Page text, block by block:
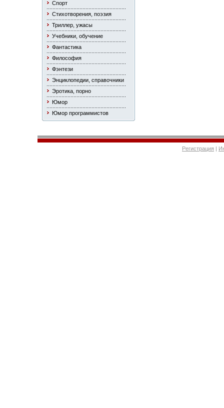
Спорт
Стихотворения, поэзия
Триллер, ужасы
Учебники, обучение
Фантастика
Философия
Фэнтези
Энциклопедии, справочники
Эротика, порно
Юмор
Юмор программистов
Регистрация |